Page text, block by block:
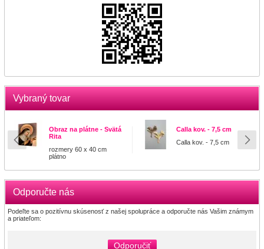
Vybraný tovar
Obraz na plátne - Svätá
Rita
rozmery 60 x 40 cm
plátno
Calla kov. - 7,5 cm
Calla kov. - 7,5 cm
Odporučte nás
Podeľte sa o pozitívnu skúsenosť z našej spolupráce a odporučte nás Vašim známym
a priateľom:
Odporučiť